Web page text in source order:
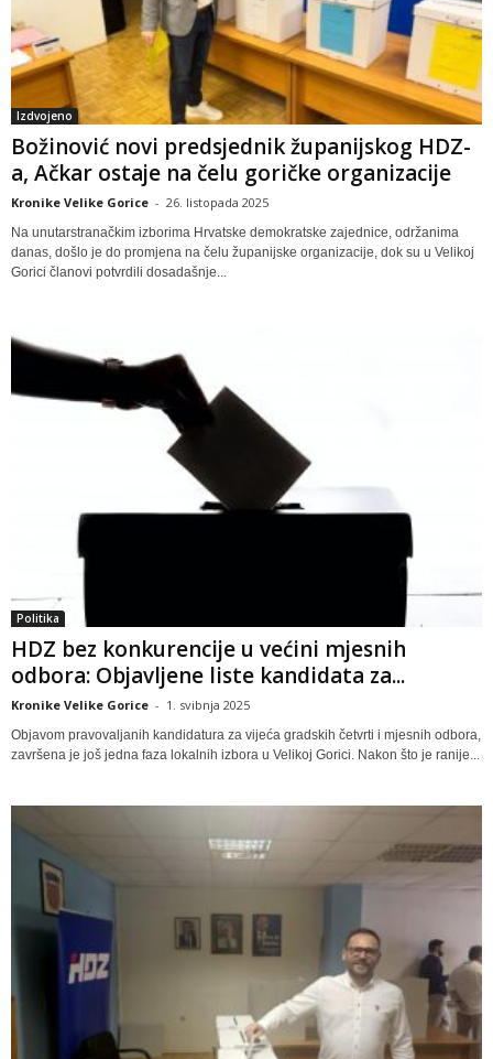
Izdvojeno
Božinović novi predsjednik županijskog HDZ-
a, Ačkar ostaje na čelu goričke organizacije
Kronike Velike Gorice - 26. listopada 2025
Na unutarstranačkim izborima Hrvatske demokratske zajednice, održanima
danas, došlo je do promjena na čelu županijske organizacije, dok su u Velikoj
Gorici članovi potvrdili dosadašnje...
Politika
HDZ bez konkurencije u većini mjesnih
odbora: Objavljene liste kandidata za...
Kronike Velike Gorice - 1. svibnja 2025
Objavom pravovaljanih kandidatura za vijeća gradskih četvrti i mjesnih odbora,
završena je još jedna faza lokalnih izbora u Velikoj Gorici. Nakon što je ranije...